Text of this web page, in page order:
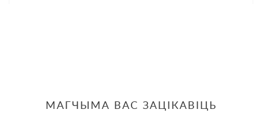
МАГЧЫМА ВАС ЗАЦІКАВІЦЬ